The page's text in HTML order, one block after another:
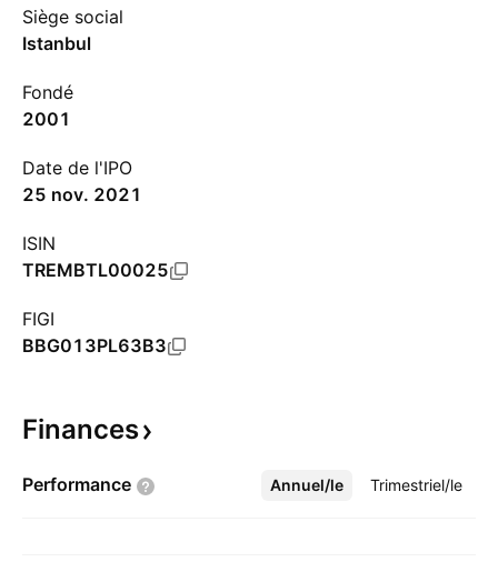
Siège social
Istanbul
Fondé
2001
Date de l'IPO
25 nov. 2021
ISIN
TREMBTL00025
FIGI
BBG013PL63B3
Finances
Performance Annuel/le Trimestriel/le
Plus